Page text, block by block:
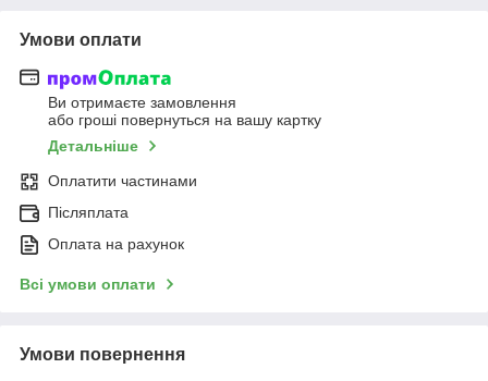
Умови оплати
Ви отримаєте замовлення
або гроші повернуться на вашу картку
Детальніше
Оплатити частинами
Післяплата
Оплата на рахунок
Всі умови оплати
Умови повернення